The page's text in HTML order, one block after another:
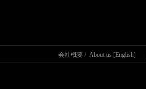
会社概要 / About us [English]